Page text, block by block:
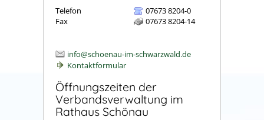
Telefon
07673 8204-0
Fax
07673 8204-14
info@schoenau-im-schwarzwald.de
Kontaktformular
Öffnungszeiten der
Verbandsverwaltung im
Rathaus Schönau